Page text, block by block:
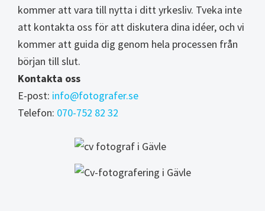
kommer att vara till nytta i ditt yrkesliv. Tveka inte
att kontakta oss för att diskutera dina idéer, och vi
kommer att guida dig genom hela processen från
början till slut.
Kontakta oss
E-post: info@fotografer.se
Telefon: 070-752 82 32